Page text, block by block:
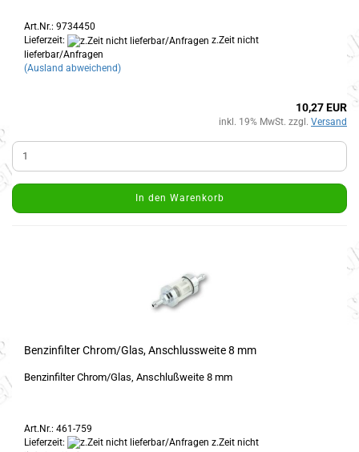
Art.Nr.: 9734450
Lieferzeit:
z.Zeit nicht
lieferbar/Anfragen
(Ausland abweichend)
10,27 EUR
inkl. 19% MwSt. zzgl. Versand
In den Warenkorb
Benzinfilter Chrom/Glas, Anschlussweite 8 mm
Benzinfilter Chrom/Glas, Anschlußweite 8 mm
Art.Nr.: 461-759
Lieferzeit:
z.Zeit nicht